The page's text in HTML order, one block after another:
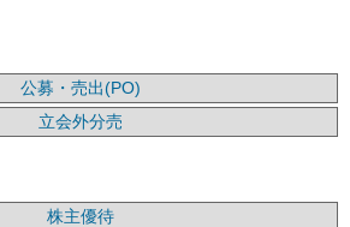
公募・売出(PO)
立会外分売
株主優待